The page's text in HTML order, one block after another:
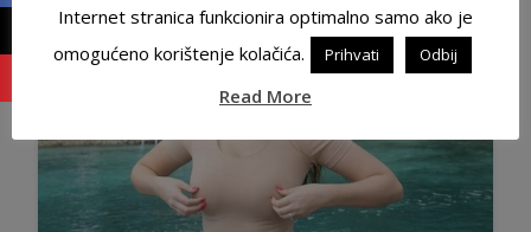
Internet stranica funkcionira optimalno samo ako je
omogućeno korištenje kolačića.
Prihvati Odbij
Read More